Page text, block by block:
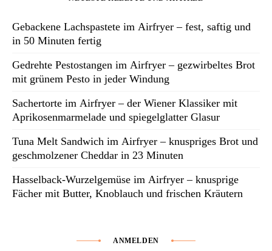
Gebackene Lachspastete im Airfryer – fest, saftig und
in 50 Minuten fertig
Gedrehte Pestostangen im Airfryer – gezwirbeltes Brot
mit grünem Pesto in jeder Windung
Sachertorte im Airfryer – der Wiener Klassiker mit
Aprikosenmarmelade und spiegelglatter Glasur
Tuna Melt Sandwich im Airfryer – knuspriges Brot und
geschmolzener Cheddar in 23 Minuten
Hasselback-Wurzelgemüse im Airfryer – knusprige
Fächer mit Butter, Knoblauch und frischen Kräutern
ANMELDEN